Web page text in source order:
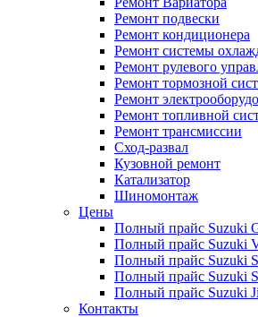
Ремонт подвески
Ремонт кондиционера
Ремонт системы
Ремонт рулевого
Ремонт тормозной
Ремонт
Ремонт топливной
Ремонт трансмиссии
Сход-развал
Кузовной ремонт
Катализатор
Шиномонтаж
Цены
Полный прайс Suzuki
Полный прайс Suzuki
Полный прайс Suzuki
Полный прайс Suzuki
Полный прайс Suzuki
Контакты